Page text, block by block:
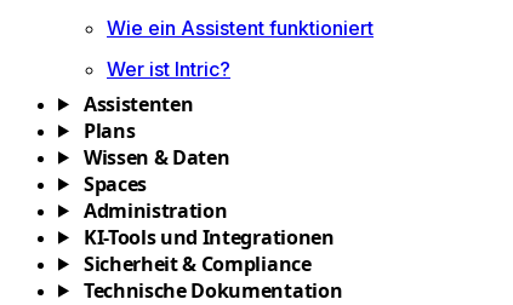
Wie ein Assistent funktioniert
Wer ist Intric?
Assistenten
Plans
Wissen & Daten
Spaces
Administration
KI-Tools und Integrationen
Sicherheit & Compliance
Technische Dokumentation